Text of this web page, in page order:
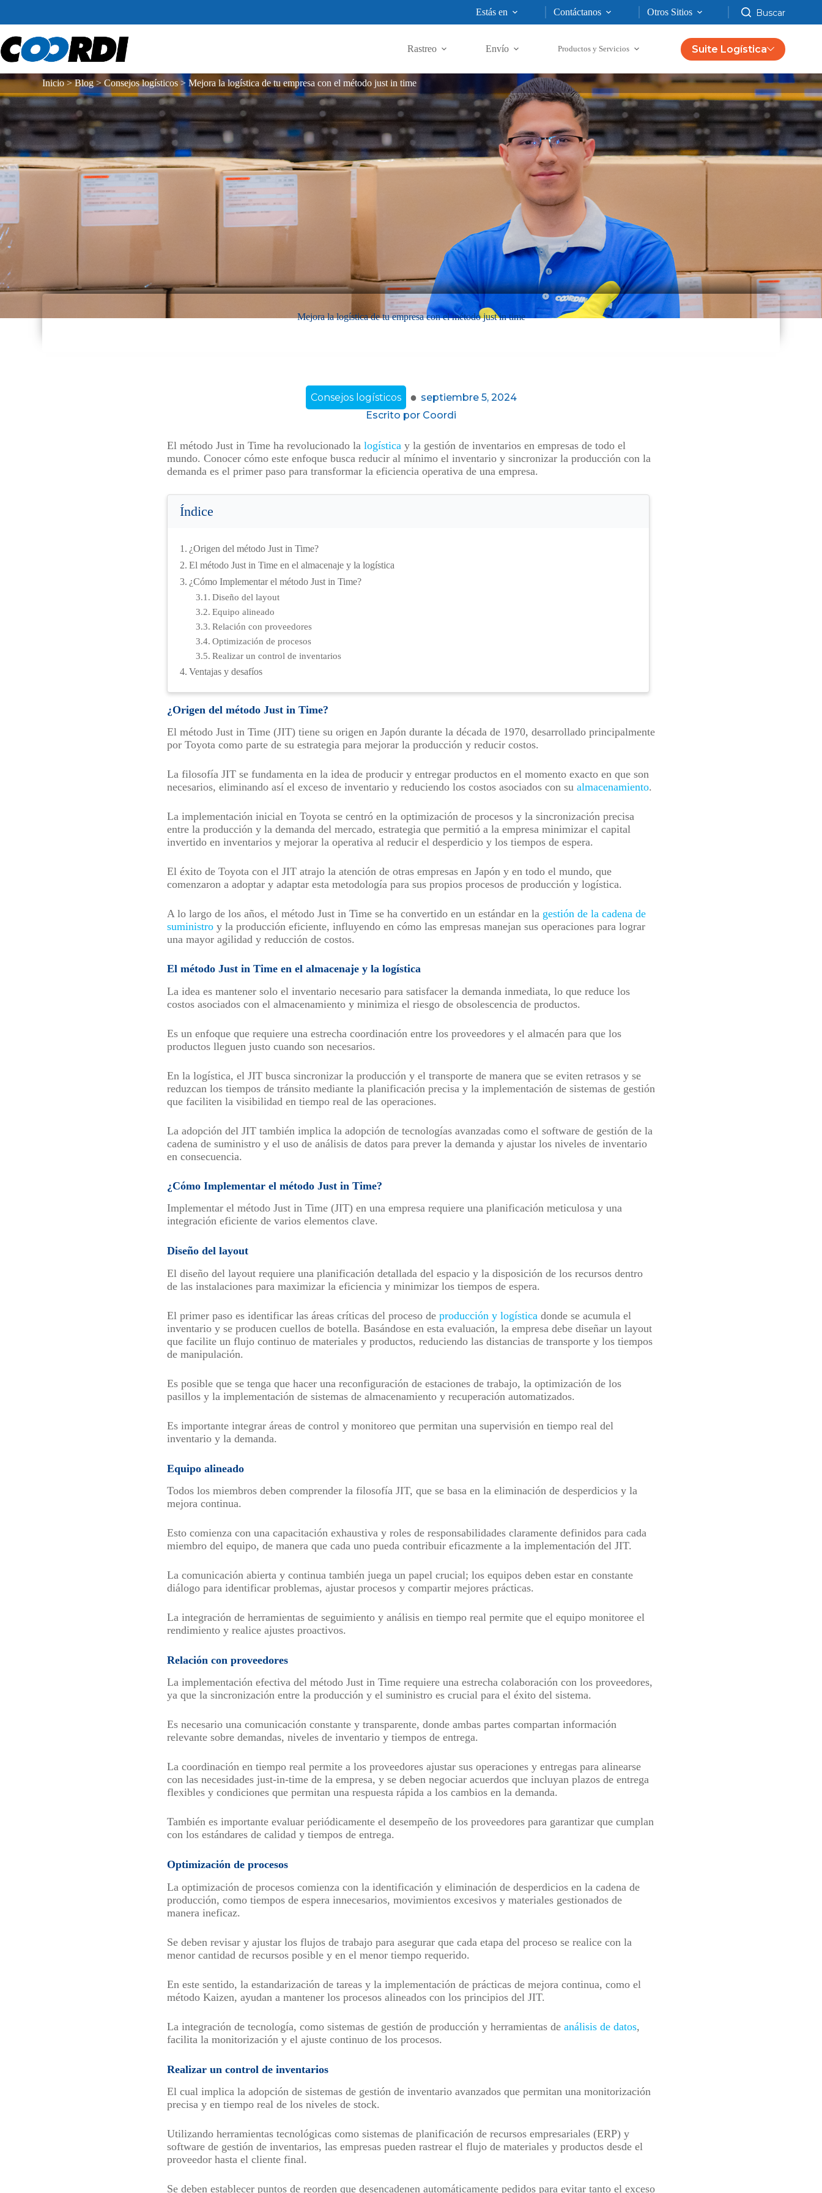
Estás en Contáctanos Otros Sitios
Rastreo Envío Productos y Servicios Suite Logística
Inicio>Blog>Consejos logísticos> Mejora la logística de tu empresa con el método just in time
Mejora la logística de tu empresa con el método just in time
Consejos logísticos · septiembre 5, 2024
Escrito por Coordi
El método Just in Time ha revolucionado la logística y la gestión de inventarios en empresas de todo el
mundo. Conocer cómo este enfoque busca reducir al mínimo el inventario y sincronizar la producción con la
demanda es el primer paso para transformar la eficiencia operativa de una empresa.
Índice
¿Origen del método Just in Time?
El método Just in Time en el almacenaje y la logística
¿Cómo Implementar el método Just in Time?
Diseño del layout
Equipo alineado
Relación con proveedores
Optimización de procesos
Realizar un control de inventarios
Ventajas y desafíos
¿Origen del método Just in Time?
El método Just in Time (JIT) tiene su origen en Japón durante la década de 1970, desarrollado principalmente
por Toyota como parte de su estrategia para mejorar la producción y reducir costos.
La filosofía JIT se fundamenta en la idea de producir y entregar productos en el momento exacto en que son
necesarios, eliminando así el exceso de inventario y reduciendo los costos asociados con su almacenamiento.
La implementación inicial en Toyota se centró en la optimización de procesos y la sincronización precisa
entre la producción y la demanda del mercado, estrategia que permitió a la empresa minimizar el capital
invertido en inventarios y mejorar la operativa al reducir el desperdicio y los tiempos de espera.
El éxito de Toyota con el JIT atrajo la atención de otras empresas en Japón y en todo el mundo, que
comenzaron a adoptar y adaptar esta metodología para sus propios procesos de producción y logística.
A lo largo de los años, el método Just in Time se ha convertido en un estándar en la gestión de la cadena de
suministro y la producción eficiente, influyendo en cómo las empresas manejan sus operaciones para lograr
una mayor agilidad y reducción de costos.
El método Just in Time en el almacenaje y la logística
La idea es mantener solo el inventario necesario para satisfacer la demanda inmediata, lo que reduce los
costos asociados con el almacenamiento y minimiza el riesgo de obsolescencia de productos.
Es un enfoque que requiere una estrecha coordinación entre los proveedores y el almacén para que los
productos lleguen justo cuando son necesarios.
En la logística, el JIT busca sincronizar la producción y el transporte de manera que se eviten retrasos y se
reduzcan los tiempos de tránsito mediante la planificación precisa y la implementación de sistemas de gestión
que faciliten la visibilidad en tiempo real de las operaciones.
La adopción del JIT también implica la adopción de tecnologías avanzadas como el software de gestión de la
cadena de suministro y el uso de análisis de datos para prever la demanda y ajustar los niveles de inventario
en consecuencia.
¿Cómo Implementar el método Just in Time?
Implementar el método Just in Time (JIT) en una empresa requiere una planificación meticulosa y una
integración eficiente de varios elementos clave.
Diseño del layout
El diseño del layout requiere una planificación detallada del espacio y la disposición de los recursos dentro
de las instalaciones para maximizar la eficiencia y minimizar los tiempos de espera.
El primer paso es identificar las áreas críticas del proceso de producción y logística donde se acumula el
inventario y se producen cuellos de botella. Basándose en esta evaluación, la empresa debe diseñar un layout
que facilite un flujo continuo de materiales y productos, reduciendo las distancias de transporte y los tiempos
de manipulación.
Es posible que se tenga que hacer una reconfiguración de estaciones de trabajo, la optimización de los
pasillos y la implementación de sistemas de almacenamiento y recuperación automatizados.
Es importante integrar áreas de control y monitoreo que permitan una supervisión en tiempo real del
inventario y la demanda.
Equipo alineado
Todos los miembros deben comprender la filosofía JIT, que se basa en la eliminación de desperdicios y la
mejora continua.
Esto comienza con una capacitación exhaustiva y roles de responsabilidades claramente definidos para cada
miembro del equipo, de manera que cada uno pueda contribuir eficazmente a la implementación del JIT.
La comunicación abierta y continua también juega un papel crucial; los equipos deben estar en constante
diálogo para identificar problemas, ajustar procesos y compartir mejores prácticas.
La integración de herramientas de seguimiento y análisis en tiempo real permite que el equipo monitoree el
rendimiento y realice ajustes proactivos.
Relación con proveedores
La implementación efectiva del método Just in Time requiere una estrecha colaboración con los proveedores,
ya que la sincronización entre la producción y el suministro es crucial para el éxito del sistema.
Es necesario una comunicación constante y transparente, donde ambas partes compartan información
relevante sobre demandas, niveles de inventario y tiempos de entrega.
La coordinación en tiempo real permite a los proveedores ajustar sus operaciones y entregas para alinearse
con las necesidades just-in-time de la empresa, y se deben negociar acuerdos que incluyan plazos de entrega
flexibles y condiciones que permitan una respuesta rápida a los cambios en la demanda.
También es importante evaluar periódicamente el desempeño de los proveedores para garantizar que cumplan
con los estándares de calidad y tiempos de entrega.
Optimización de procesos
La optimización de procesos comienza con la identificación y eliminación de desperdicios en la cadena de
producción, como tiempos de espera innecesarios, movimientos excesivos y materiales gestionados de
manera ineficaz.
Se deben revisar y ajustar los flujos de trabajo para asegurar que cada etapa del proceso se realice con la
menor cantidad de recursos posible y en el menor tiempo requerido.
En este sentido, la estandarización de tareas y la implementación de prácticas de mejora continua, como el
método Kaizen, ayudan a mantener los procesos alineados con los principios del JIT.
La integración de tecnología, como sistemas de gestión de producción y herramientas de análisis de datos,
facilita la monitorización y el ajuste continuo de los procesos.
Realizar un control de inventarios
El cual implica la adopción de sistemas de gestión de inventario avanzados que permitan una monitorización
precisa y en tiempo real de los niveles de stock.
Utilizando herramientas tecnológicas como sistemas de planificación de recursos empresariales (ERP) y
software de gestión de inventarios, las empresas pueden rastrear el flujo de materiales y productos desde el
proveedor hasta el cliente final.
Se deben establecer puntos de reorden que desencadenen automáticamente pedidos para evitar tanto el exceso